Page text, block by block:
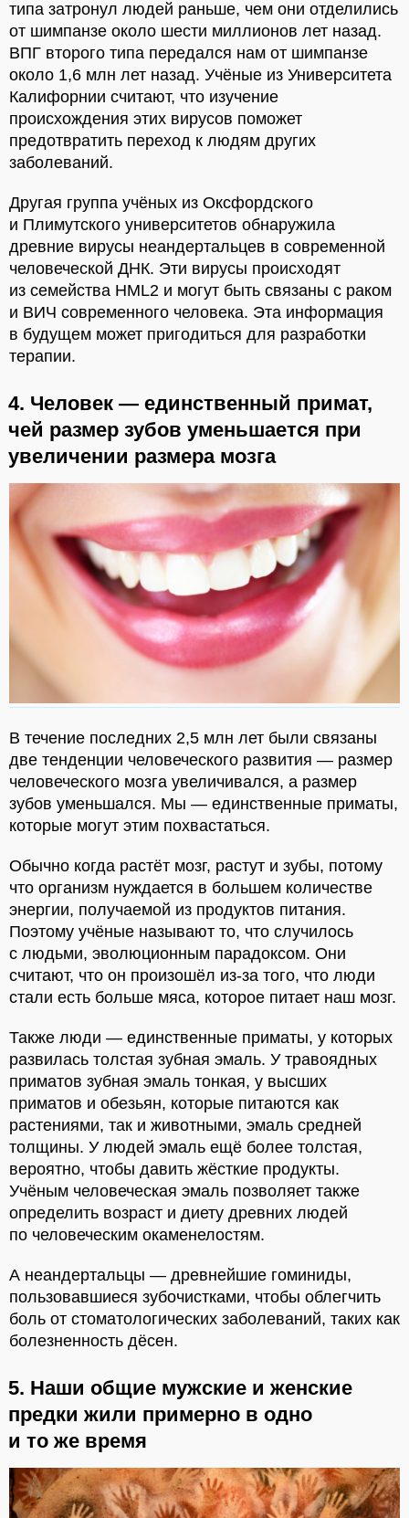
типа затронул людей раньше, чем они отделились
от шимпанзе около шести миллионов лет назад.
ВПГ второго типа передался нам от шимпанзе
около 1,6 млн лет назад. Учёные из Университета
Калифорнии считают, что изучение
происхождения этих вирусов поможет
предотвратить переход к людям других
заболеваний.
Другая группа учёных из Оксфордского
и Плимутского университетов обнаружила
древние вирусы неандертальцев в современной
человеческой ДНК. Эти вирусы происходят
из семейства HML2 и могут быть связаны с раком
и ВИЧ современного человека. Эта информация
в будущем может пригодиться для разработки
терапии.
4. Человек — единственный примат,
чей размер зубов уменьшается при
увеличении размера мозга
В течение последних 2,5 млн лет были связаны
две тенденции человеческого развития — размер
человеческого мозга увеличивался, а размер
зубов уменьшался. Мы — единственные приматы,
которые могут этим похвастаться.
Обычно когда растёт мозг, растут и зубы, потому
что организм нуждается в большем количестве
энергии, получаемой из продуктов питания.
Поэтому учёные называют то, что случилось
с людьми, эволюционным парадоксом. Они
считают, что он произошёл из-за того, что люди
стали есть больше мяса, которое питает наш мозг.
Также люди — единственные приматы, у которых
развилась толстая зубная эмаль. У травоядных
приматов зубная эмаль тонкая, у высших
приматов и обезьян, которые питаются как
растениями, так и животными, эмаль средней
толщины. У людей эмаль ещё более толстая,
вероятно, чтобы давить жёсткие продукты.
Учёным человеческая эмаль позволяет также
определить возраст и диету древних людей
по человеческим окаменелостям.
А неандертальцы — древнейшие гоминиды,
пользовавшиеся зубочистками, чтобы облегчить
боль от стоматологических заболеваний, таких как
болезненность дёсен.
5. Наши общие мужские и женские
предки жили примерно в одно
и то же время